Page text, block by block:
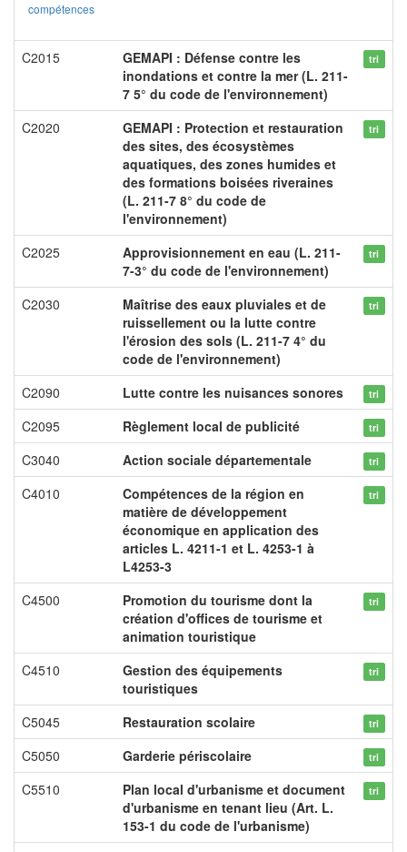
compétences
C2015
GEMAPI : Défense contre les
inondations et contre la mer (L. 211-
7 5° du code de l'environnement)
tri
C2020
GEMAPI : Protection et restauration
des sites, des écosystèmes
aquatiques, des zones humides et
des formations boisées riveraines
(L. 211-7 8° du code de
l'environnement)
tri
C2025
Approvisionnement en eau (L. 211-
7-3° du code de l'environnement)
tri
C2030
Maîtrise des eaux pluviales et de
ruissellement ou la lutte contre
l'érosion des sols (L. 211-7 4° du
code de l'environnement)
tri
C2090 Lutte contre les nuisances sonores tri
C2095 Règlement local de publicité tri
C3040 Action sociale départementale tri
C4010
Compétences de la région en
matière de développement
économique en application des
articles L. 4211-1 et L. 4253-1 à
L4253-3
tri
C4500
Promotion du tourisme dont la
création d'offices de tourisme et
animation touristique
tri
C4510
Gestion des équipements
touristiques
tri
C5045 Restauration scolaire tri
C5050 Garderie périscolaire tri
C5510
Plan local d'urbanisme et document
d'urbanisme en tenant lieu (Art. L.
153-1 du code de l'urbanisme)
tri